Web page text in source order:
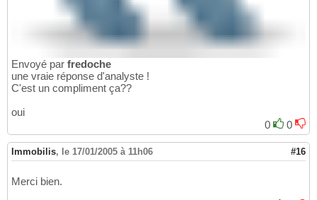
Envoyé par fredoche
une vraie réponse d'analyste !
C'est un compliment ça??
oui
0
0
Immobilis, le 17/01/2005 à 11h06 #16
Merci bien.